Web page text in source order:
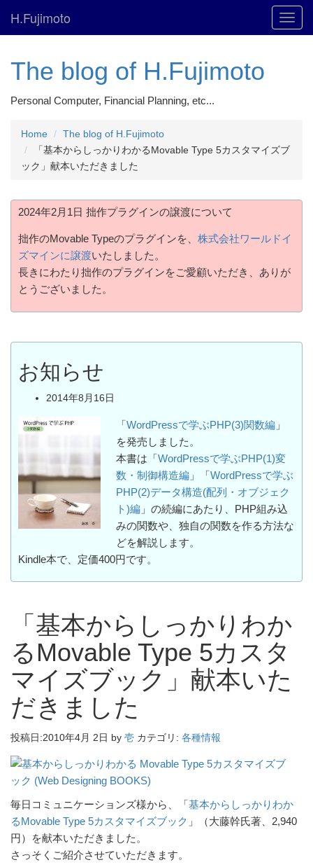
H.Fujimoto
The blog of H.Fujimoto
Personal Computer, Financial Planning, etc...
Home
The blog of H.Fujimoto
「基本からしっかりわかるMovable Type 5カスタマイズブ
ック」献本いただきました
2024年2月1日 拙作プラグインの譲渡について
拙作のMovable Typeのプラグインを、 株式会社ワールドイ
ズマインに譲渡いたしました。
長きにわたり拙作のプラグインをご愛顧いただき、ありが
とうございました。
お知らせ
2014年8月16日
「 WordPressで学ぶPHP(3)関数編 」
を発売しました。
本書は「 WordPressで学ぶPHP(1)変
数・制御構造編 」「 WordPressで学ぶ
PHP(2)データ構造(配列・オブジェク
ト)編 」の続編にあたり、PHP組み込
みの関数や、独自の関数を作る方法な
どを解説します。
Kindle本で、定価400円です。
「基本からしっかりわか
るMovable Type 5カスタ
マイズブック」献本いた
だきました
投稿日:2010年4月 2日 by 壱 カテゴリ: 各種情報
毎日コミュニケーションズ様から、「 基本からしっかりわか
るMovable Type 5カスタマイズブック 」（大藤幹氏著、2,940
円）を献本いただきました。
さっそくご紹介させていただきます。